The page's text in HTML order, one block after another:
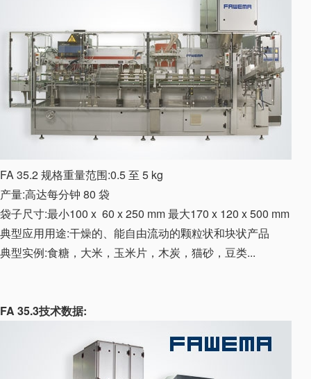
FA 35.2 规格重量范围:0.5 至 5 kg
产量:高达每分钟 80 袋
袋子尺寸:最小100 x 60 x 250 mm 最大170 x 120 x 500 mm
典型应用用途:干燥的、能自由流动的颗粒状和块状产品
典型实例:食糖，大米，玉米片，木炭，猫砂，豆类...
FA 35.3技术数据: